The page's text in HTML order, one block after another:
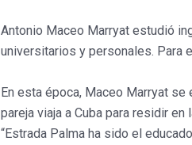
Antonio Maceo Marryat estudió
universitarios y personales. Para
En esta época, Maceo Marryat se
pareja viaja a Cuba para residir
“Estrada Palma ha sido el